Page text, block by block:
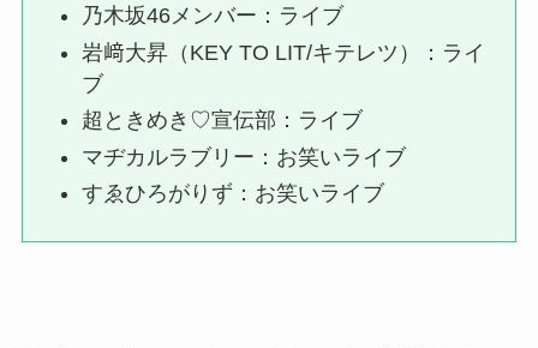
乃木坂46メンバー：ライブ
岩﨑大昇（KEY TO LIT/キテレツ）：ライ
ブ
超ときめき♡宣伝部：ライブ
マヂカルラブリー：お笑いライブ
すゑひろがりず：お笑いライブ